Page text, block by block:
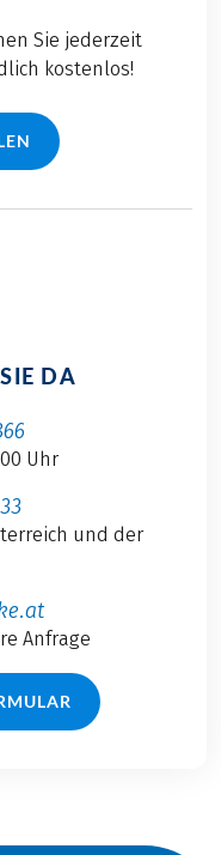
Sie jederzeit
kostenlos!
DA
Uhr
und der
Anfrage